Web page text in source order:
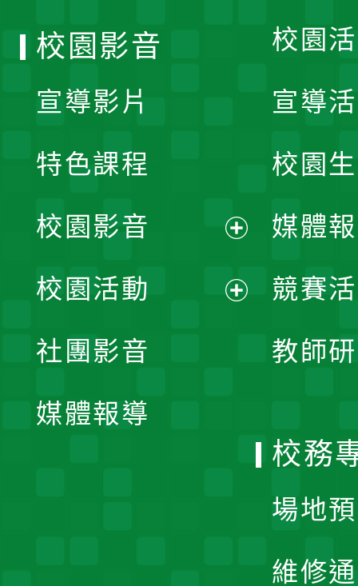
校園
宣導
校園
媒體
競賽
教師
校園影音
宣導影片
特色課程
校園影音
開
校園活動
社團影音
媒體報導
校務
場地
維修